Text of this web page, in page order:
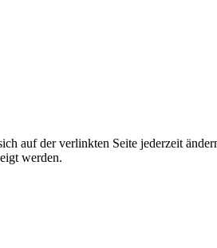
auf der verlinkten Seite jederzeit
werden.